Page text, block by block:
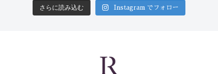
さらに読み込む Instagram でフォロー